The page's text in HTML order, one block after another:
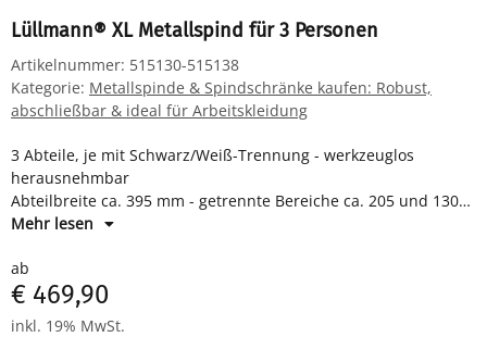
Lüllmann® XL Metallspind für 3 Personen
Artikelnummer: 515130-515138
Kategorie: Metallspinde & Spindschränke kaufen: Robust,
abschließbar & ideal für Arbeitskleidung
3 Abteile, je mit Schwarz/Weiß-Trennung - werkzeuglos
herausnehmbar
Abteilbreite ca. 395 mm - getrennte Bereiche ca. 205 und 130
mm
Drehriegelverschluss für Vorhangschloss
Maße: H 1800 x B 1185 x T 500 mm
Komplett montiert und verschweißt - sofort einsatzbereit
Mehr lesen
ab
€ 469,90
inkl. 19% MwSt.